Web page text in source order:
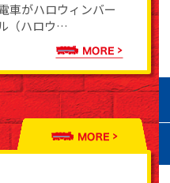
車がハロウィンバー
（ハロウ…